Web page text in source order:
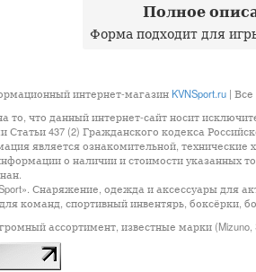
Полное
Форма подходит для
интернет-магазин KVNSport.ru |
что данный интернет-сайт носит
437 (2) Гражданского кодекса
является ознакомительной, технические
о наличии и стоимости указанных
Снаряжение, одежда и аксессуары для
команд, спортивный инвентярь, боксёрки,
ассортимент, известные марки (Mizuno,